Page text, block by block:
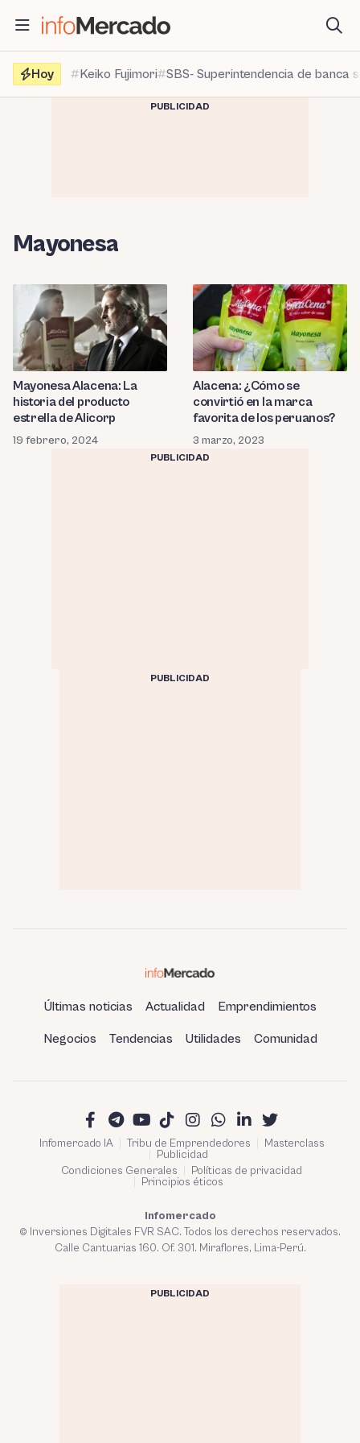
contenido
Hoy
Keiko Fujimori SBS- Superintendencia de banca
PUBLICIDAD
Mayonesa
Mayonesa Alacena: La
historia del producto
estrella de Alicorp
19 febrero, 2024
Alacena: ¿Cómo se
convirtió en la marca
favorita de los peruanos?
3 marzo, 2023
PUBLICIDAD
PUBLICIDAD
Últimas noticias Actualidad Emprendimientos
Negocios Tendencias Utilidades Comunidad
Infomercado IA Tribu de Emprendedores
Masterclass
Publicidad
Condiciones Generales
Políticas de privacidad
Principios éticos
Infomercado
© Inversiones Digitales FVR SAC. Todos los derechos reservados.
Calle Cantuarias 160. Of. 301. Miraflores, Lima-Perú.
PUBLICIDAD